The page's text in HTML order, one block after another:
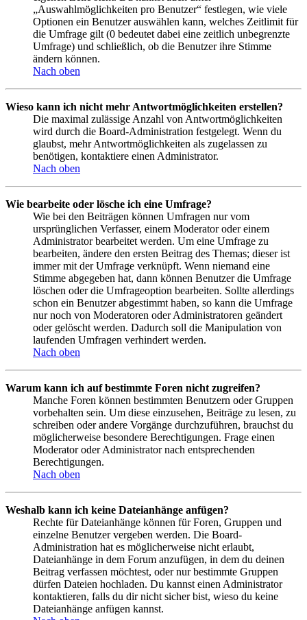
„Auswahlmöglichkeiten pro Benutzer“ festlegen, wie viele
Optionen ein Benutzer auswählen kann, welches Zeitlimit für
die Umfrage gilt (0 bedeutet dabei eine zeitlich unbegrenzte
Umfrage) und schließlich, ob die Benutzer ihre Stimme
ändern können.
Nach oben
Wieso kann ich nicht mehr Antwortmöglichkeiten erstellen?
Die maximal zulässige Anzahl von Antwortmöglichkeiten
wird durch die Board-Administration festgelegt. Wenn du
glaubst, mehr Antwortmöglichkeiten als zugelassen zu
benötigen, kontaktiere einen Administrator.
Nach oben
Wie bearbeite oder lösche ich eine Umfrage?
Wie bei den Beiträgen können Umfragen nur vom
ursprünglichen Verfasser, einem Moderator oder einem
Administrator bearbeitet werden. Um eine Umfrage zu
bearbeiten, ändere den ersten Beitrag des Themas; dieser ist
immer mit der Umfrage verknüpft. Wenn niemand eine
Stimme abgegeben hat, dann können Benutzer die Umfrage
löschen oder die Umfrageoption bearbeiten. Sollte allerdings
schon ein Benutzer abgestimmt haben, so kann die Umfrage
nur noch von Moderatoren oder Administratoren geändert
oder gelöscht werden. Dadurch soll die Manipulation von
laufenden Umfragen verhindert werden.
Nach oben
Warum kann ich auf bestimmte Foren nicht zugreifen?
Manche Foren können bestimmten Benutzern oder Gruppen
vorbehalten sein. Um diese einzusehen, Beiträge zu lesen, zu
schreiben oder andere Vorgänge durchzuführen, brauchst du
möglicherweise besondere Berechtigungen. Frage einen
Moderator oder Administrator nach entsprechenden
Berechtigungen.
Nach oben
Weshalb kann ich keine Dateianhänge anfügen?
Rechte für Dateianhänge können für Foren, Gruppen und
einzelne Benutzer vergeben werden. Die Board-
Administration hat es möglicherweise nicht erlaubt,
Dateianhänge in dem Forum anzufügen, in dem du deinen
Beitrag verfassen möchtest, oder nur bestimmte Gruppen
dürfen Dateien hochladen. Du kannst einen Administrator
kontaktieren, falls du dir nicht sicher bist, wieso du keine
Dateianhänge anfügen kannst.